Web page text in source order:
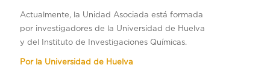
Actualmente, la Unidad Asociada está formada
por investigadores de la Universidad de Huelva
y del Instituto de Investigaciones Químicas.
Por la Universidad de Huelva